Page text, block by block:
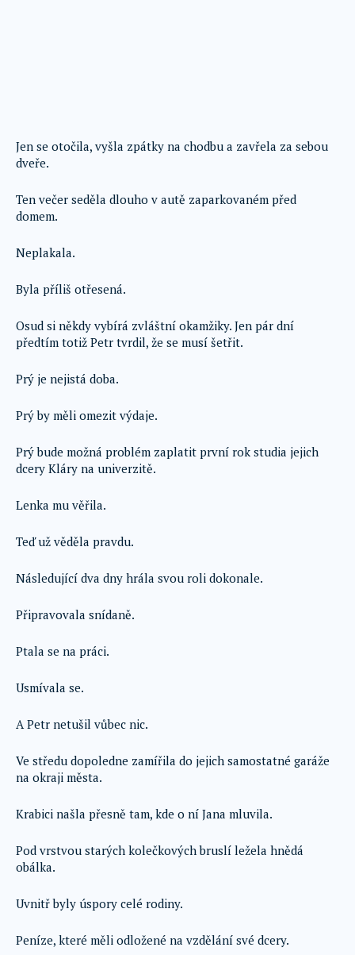
Jen se otočila, vyšla zpátky na chodbu a zavřela za sebou
dveře.
Ten večer seděla dlouho v autě zaparkovaném před
domem.
Neplakala.
Byla příliš otřesená.
Osud si někdy vybírá zvláštní okamžiky. Jen pár dní
předtím totiž Petr tvrdil, že se musí šetřit.
Prý je nejistá doba.
Prý by měli omezit výdaje.
Prý bude možná problém zaplatit první rok studia jejich
dcery Kláry na univerzitě.
Lenka mu věřila.
Teď už věděla pravdu.
Následující dva dny hrála svou roli dokonale.
Připravovala snídaně.
Ptala se na práci.
Usmívala se.
A Petr netušil vůbec nic.
Ve středu dopoledne zamířila do jejich samostatné garáže
na okraji města.
Krabici našla přesně tam, kde o ní Jana mluvila.
Pod vrstvou starých kolečkových bruslí ležela hnědá
obálka.
Uvnitř byly úspory celé rodiny.
Peníze, které měli odložené na vzdělání své dcery.